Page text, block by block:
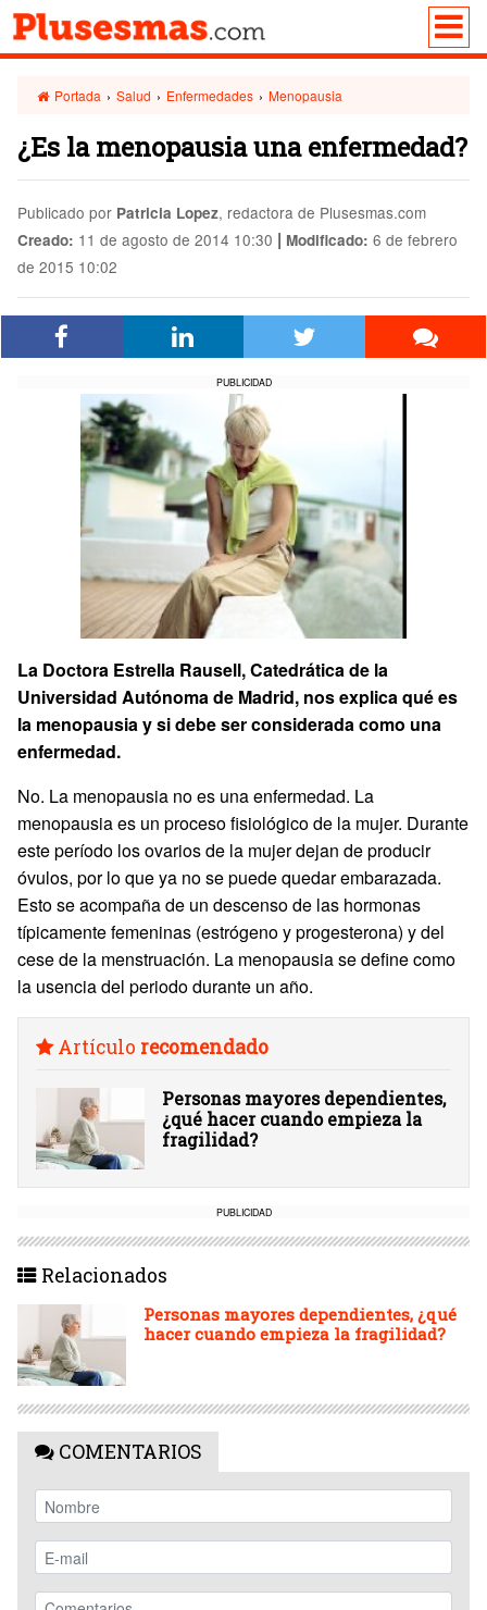
Portada › Salud › Enfermedades › Menopausia
¿Es la menopausia una enfermedad?
Publicado por Patricia Lopez, redactora de Plusesmas.com
Creado: 11 de agosto de 2014 10:30 | Modificado: 6 de febrero
de 2015 10:02
PUBLICIDAD
La Doctora Estrella Rausell, Catedrática de la
Universidad Autónoma de Madrid, nos explica qué es
la menopausia y si debe ser considerada como una
enfermedad.
No. La menopausia no es una enfermedad. La
menopausia es un proceso fisiológico de la mujer. Durante
este período los ovarios de la mujer dejan de producir
óvulos, por lo que ya no se puede quedar embarazada.
Esto se acompaña de un descenso de las hormonas
típicamente femeninas (estrógeno y progesterona) y del
cese de la menstruación. La menopausia se define como
la usencia del periodo durante un año.
Artículo recomendado
Personas mayores dependientes,
¿qué hacer cuando empieza la
fragilidad?
PUBLICIDAD
Relacionados
Personas mayores dependientes, ¿qué
hacer cuando empieza la fragilidad?
COMENTARIOS